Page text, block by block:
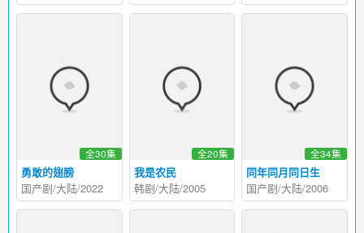
勇敢的翅膀
全30集
国产剧/大陆/2022
我是农民
全20集
韩剧/大陆/2005
同年同月同日生
全34集
国产剧/大陆/2006